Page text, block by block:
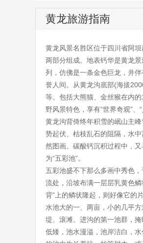
黄龙旅游指南
黄龙风景名胜区位于四川省阿
两部分组成。地表钙华是黄龙
列，仿佛是一条金色巨龙，并
誉人间。从黄龙沟底部(海拔
等。包括大熊猫、金丝猴在内
野风景特色，享有“世界奇观”、“
黄龙沟背倚终年积雪的岷山主
势起伏、枯枝乱石的阻隔，水
然图画。碳酸钙沉积过程中，
为“五彩池”。
五彩池盛不下那么多画中秀色
流处，沿坡布满一层层乳黄色
背”上的鳞状隆起，则好像它的
水池大的一、两亩，小的几平
堤、滚滩。进沟的第一池群，
低矮，池水漫溢，池岸洁白，